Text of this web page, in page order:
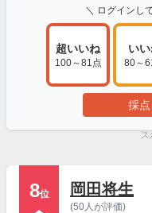
＼ ログインし
超いいね
100～81点
い
80～
採
ス
8位 岡田将生
(50人が評価)